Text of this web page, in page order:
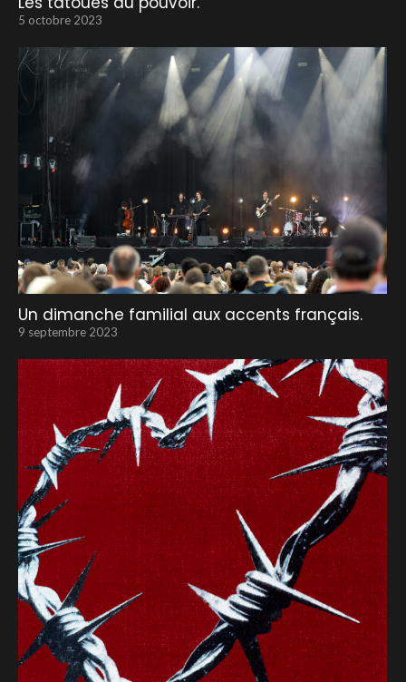
5 octobre 2023
Un dimanche familial aux accents français.
9 septembre 2023